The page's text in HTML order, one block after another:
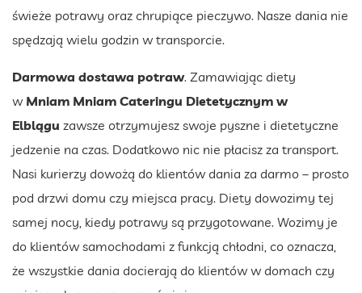
świeże potrawy oraz chrupiące pieczywo. Nasze dania nie
spędzają wielu godzin w transporcie.
Darmowa dostawa potraw. Zamawiając diety
w Mniam Mniam Cateringu Dietetycznym w
Elblągu zawsze otrzymujesz swoje pyszne i dietetyczne
jedzenie na czas. Dodatkowo nic nie płacisz za transport.
Nasi kurierzy dowożą do klientów dania za darmo – prosto
pod drzwi domu czy miejsca pracy. Diety dowozimy tej
samej nocy, kiedy potrawy są przygotowane. Wozimy je
do klientów samochodami z funkcją chłodni, co oznacza,
że wszystkie dania docierają do klientów w domach czy